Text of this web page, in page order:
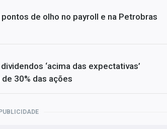
de olho no payroll e na Petrobras
‘acima das expectativas’
30% das ações